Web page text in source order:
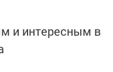
и интересным в